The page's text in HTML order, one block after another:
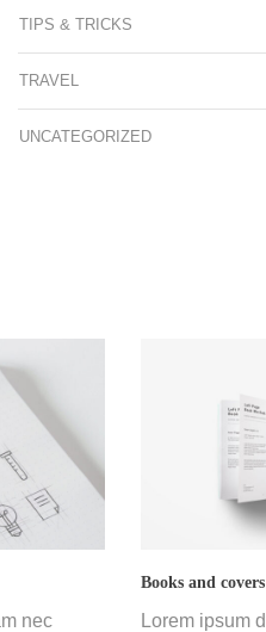
TIPS & TRICKS
TRAVEL
UNCATEGORIZED
nec
Books and covers
Lorem ipsum